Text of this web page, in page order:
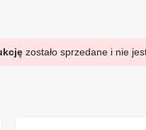
zostało sprzedane i nie